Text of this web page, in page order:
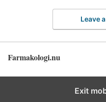
Leave
Farmakologi.nu
Exit